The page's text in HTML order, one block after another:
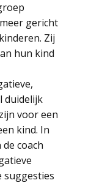
gericht
Zij
hun kind
duidelijk
voor een
kind. In
coach
suggesties